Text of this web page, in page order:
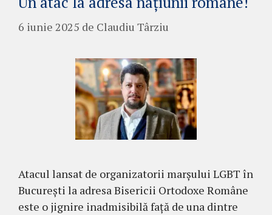
6 iunie 2025 de Claudiu Târziu
Atacul lansat de organizatorii marșului LGBT în
București la adresa Bisericii Ortodoxe Române
este o jignire inadmisibilă față de una dintre